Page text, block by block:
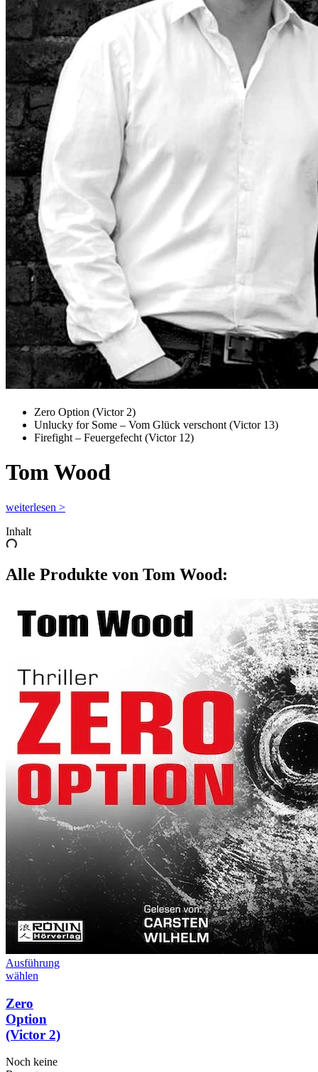
Zero Option (Victor 2)
Unlucky for Some – Vom Glück verschont (Victor 13)
Firefight – Feuergefecht (Victor 12)
Tom Wood
weiterlesen >
Inhalt
Alle Produkte von Tom Wood:
Ausführung
wählen
Zero
Option
(Victor 2)
Noch keine